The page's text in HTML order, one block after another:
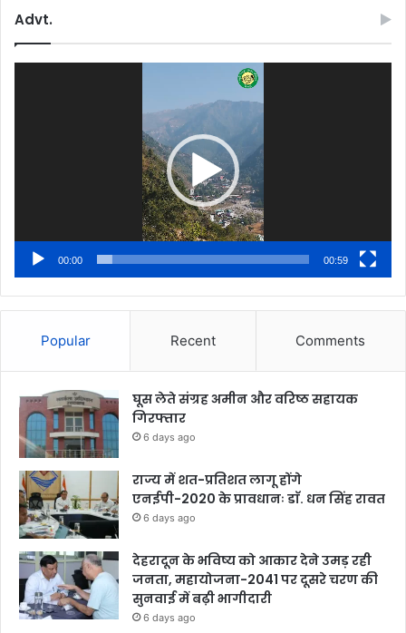
Advt.
00:00 00:59
Popular Recent Comments
घूस लेते संग्रह अमीन और वरिष्ठ सहायक
गिरफ्तार
6 days ago
राज्य में शत-प्रतिशत लागू होंगे
एनईपी-2020 के प्रावधानः डाॅ. धन सिंह रावत
6 days ago
देहरादून के भविष्य को आकार देने उमड़ रही
जनता, महायोजना-2041 पर दूसरे चरण की
सुनवाई में बढ़ी भागीदारी
6 days ago